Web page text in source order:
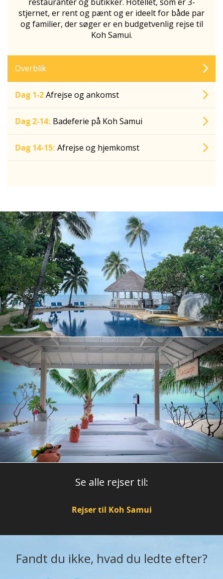
stjernet, er rent og pænt og er ideelt for både par
og familier, der søger er en budgetvenlig rejse til
Koh Samui.
Overblik
Dag 1-2Afrejse og ankomst
Dag 2-14: Badeferie på Koh Samui
Dag 14-15: Afrejse og hjemkomst
Se alle rejser til:
Rejser til Koh Samui
Fandt du ikke, hvad du ledte efter?